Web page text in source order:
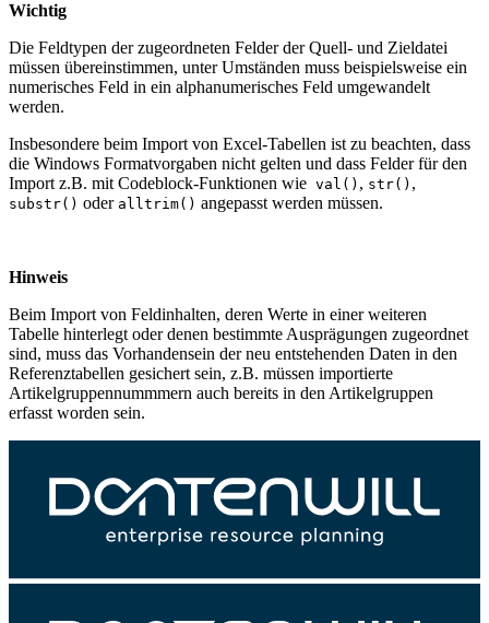
Wichtig
Die Feldtypen der zugeordneten Felder der Quell- und Zieldatei
müssen übereinstimmen, unter Umständen muss beispielsweise ein
numerisches Feld in ein alphanumerisches Feld umgewandelt
werden.
Insbesondere beim Import von Excel-Tabellen ist zu beachten, dass
die Windows Formatvorgaben nicht gelten und dass Felder für den
Import z.B. mit Codeblock-Funktionen wie val() , str() ,
substr() oder alltrim() angepasst werden müssen.
Hinweis
Beim Import von Feldinhalten, deren Werte in einer weiteren
Tabelle hinterlegt oder denen bestimmte Ausprägungen zugeordnet
sind, muss das Vorhandensein der neu entstehenden Daten in den
Referenztabellen gesichert sein, z.B. müssen importierte
Artikelgruppennummmern auch bereits in den Artikelgruppen
erfasst worden sein.